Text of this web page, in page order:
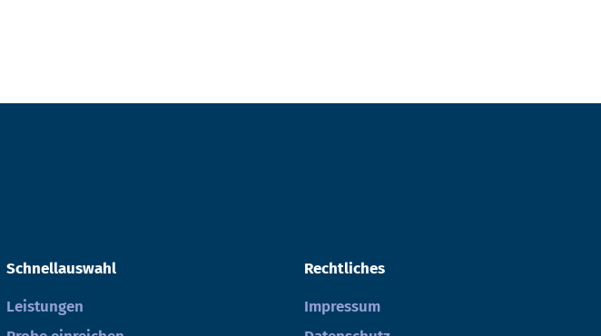
Schnellauswahl
Leistungen
Rechtliches
Impressum